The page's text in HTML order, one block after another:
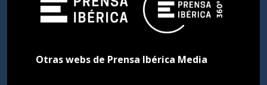
Otras webs de Prensa Ibérica Media